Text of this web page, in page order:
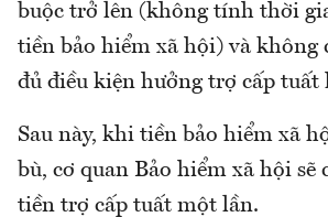
buộc trở lên (không tính thời
tiền bảo hiểm xã hội) và không
đủ điều kiện hưởng trợ cấp tuất
Sau này, khi tiền bảo hiểm xã
bù, cơ quan Bảo hiểm xã hội sẽ
tiền trợ cấp tuất một lần.